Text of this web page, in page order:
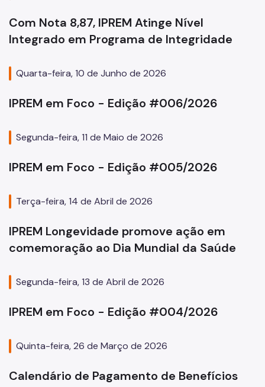
Com Nota 8,87, IPREM Atinge Nível
Integrado em Programa de Integridade
Quarta-feira, 10 de Junho de 2026
IPREM em Foco - Edição #006/2026
Segunda-feira, 11 de Maio de 2026
IPREM em Foco - Edição #005/2026
Terça-feira, 14 de Abril de 2026
IPREM Longevidade promove ação em
comemoração ao Dia Mundial da Saúde
Segunda-feira, 13 de Abril de 2026
IPREM em Foco - Edição #004/2026
Quinta-feira, 26 de Março de 2026
Calendário de Pagamento de Benefícios